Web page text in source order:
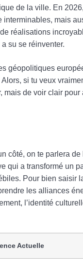
de la ville. En
interminables, mais
réalisations
a su se réinventer.
géopolitiques
si tu veux
mais de voir clair
côté, on te parlera
qui a transformé un
Pour bien saisir
les alliances
l’identité
Actuelle